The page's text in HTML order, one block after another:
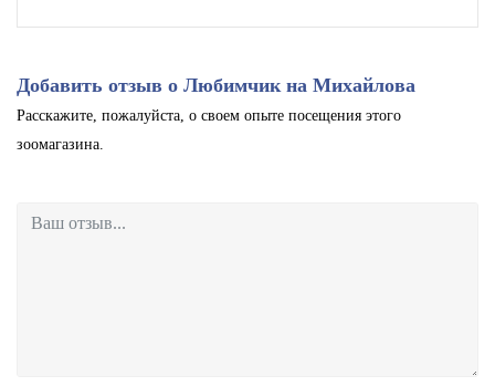
Добавить отзыв о Любимчик на Михайлова
Расскажите, пожалуйста, о своем опыте посещения этого
зоомагазина.